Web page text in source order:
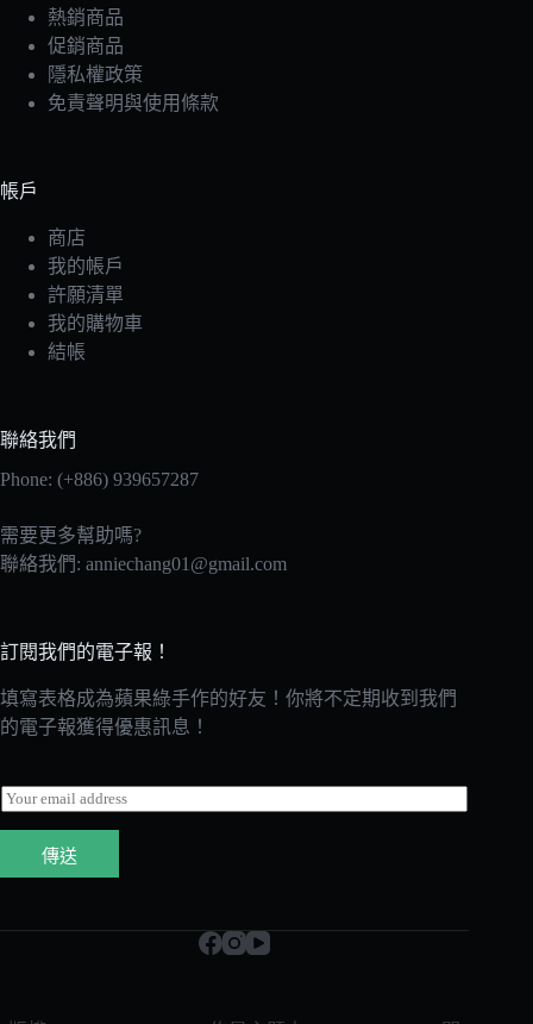
熱銷商品
促銷商品
隱私權政策
免責聲明與使用條款
帳戶
商店
我的帳戶
許願清單
我的購物車
結帳
聯絡我們
Phone: (+886) 939657287
需要更多幫助嗎?
聯絡我們: anniechang01@gmail.com
訂閱我們的電子報！
填寫表格成為蘋果綠手作的好友！你將不定期收到我們
的電子報獲得優惠訊息！
E
m
a
l
傳送